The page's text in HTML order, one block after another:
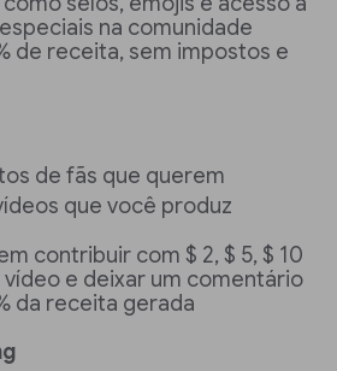
na comunidade
de receita, sem impostos e
de fãs que querem
que você produz
contribuir com $ 2, $ 5, $ 10
vídeo e deixar um comentário
da receita gerada